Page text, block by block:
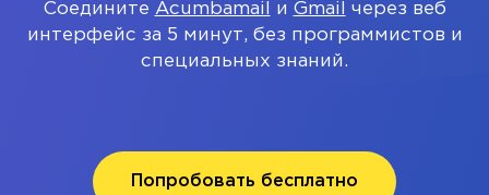
Соедините Acumbamail и Gmail
через веб
интерфейс за 5 минут, без программистов и
специальных знаний.
Попробовать бесплатно